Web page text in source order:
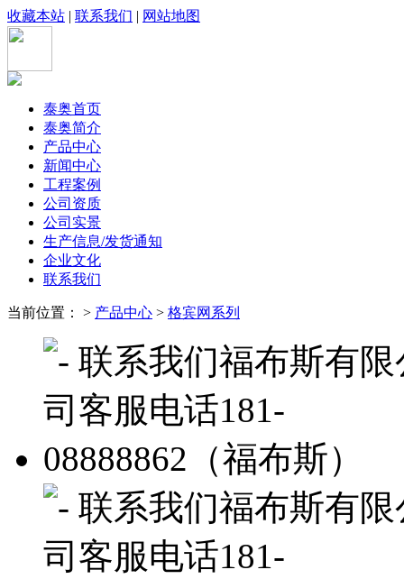
收藏本站 | 联系我们 | 网站地图
泰奥首页
泰奥简介
产品中心
新闻中心
工程案例
公司资质
公司实景
生产信息/发货通知
企业文化
联系我们
当前位置： > 产品中心 > 格宾网系列